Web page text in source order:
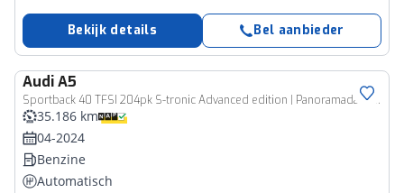
Bekijk details Bel aanbieder
AudiA5
Sportback 40 TFSI 204pk S-tronic Advanced edition | Panoramadak | B&O Audio | Head-up | Massagestoelen
35.186 km
04-2024
Benzine
Automatisch